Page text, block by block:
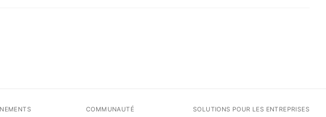
COMMUNAUTÉ SOLUTIONS POUR LES ENTREPRISES